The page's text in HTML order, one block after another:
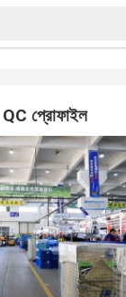
QC প্রোফাইল